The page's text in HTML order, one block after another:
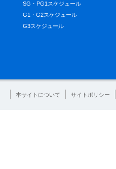
SG・PG1スケジュール
G1・G2スケジュール
G3スケジュール
本サイトについて サイトポリシー